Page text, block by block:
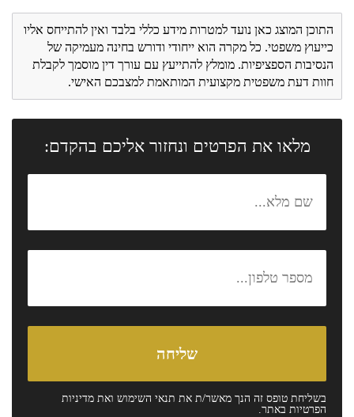
התוכן המוצג כאן נועד למטרות מידע כללי בלבד ואין להתייחס אליו
כייעוץ משפטי. כל מקרה הוא ייחודי ודורש בחינה מעמיקה של
הנסיבות הספציפיות. מומלץ להתייעץ עם עורך דין מוסמך לקבלת
חוות דעת משפטית מקצועית המותאמת למצבכם האישי.
מלאו את הפרטים ונחזור אליכם בהקדם:
בשליחת טופס זה הנך מאשר/ת את תנאי השימוש ואת מדיניות
הפרטיות באתר.